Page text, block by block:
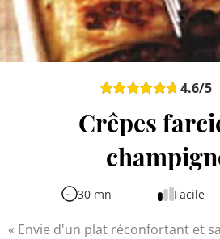
4.6/5
Crêpes
30 mn Facile
Envie d'un plat réconfortant et